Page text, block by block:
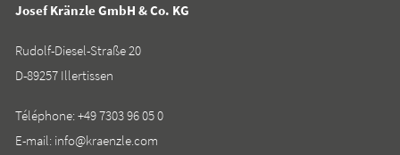
Josef Kränzle GmbH & Co. KG
Rudolf-Diesel-Straße 20
D-89257 Illertissen
Téléphone:+49 7303 96 05 0
E-mail: info@kraenzle.com